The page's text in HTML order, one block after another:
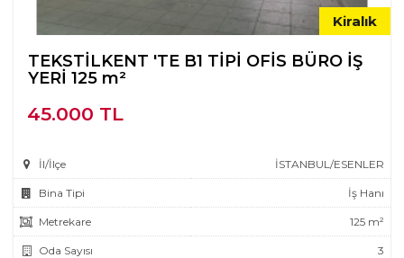
Kiralık
TEKSTİLKENT 'TE B1 TİPİ OFİS BÜRO İŞ
YERİ 125 m²
45.000 TL
İl/İlçe İSTANBUL/ESENLER
Bina Tipi İş Hanı
Metrekare 125 m²
Oda Sayısı 3